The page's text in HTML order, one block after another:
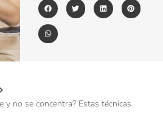
y no se concentra? Estas técnicas